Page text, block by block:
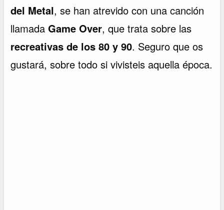
del Metal, se han atrevido con una canción
llamadaGame Over, que trata sobre las
recreativas de los 80 y 90. Seguro que os
gustará, sobre todo si vivisteis aquella época.